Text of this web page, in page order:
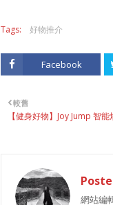
Tags: 好物推介
Facebook
較舊
【健身好物】Joy Jump 智
網站編